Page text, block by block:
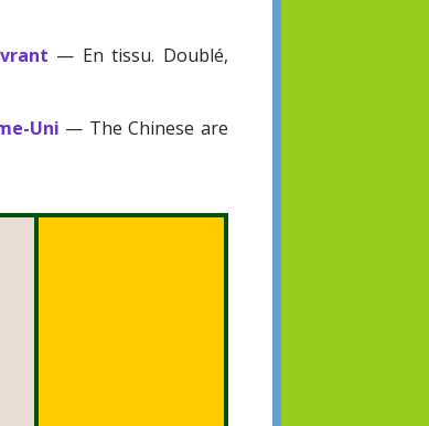
— En tissu. Doublé,
Uni — The Chinese are